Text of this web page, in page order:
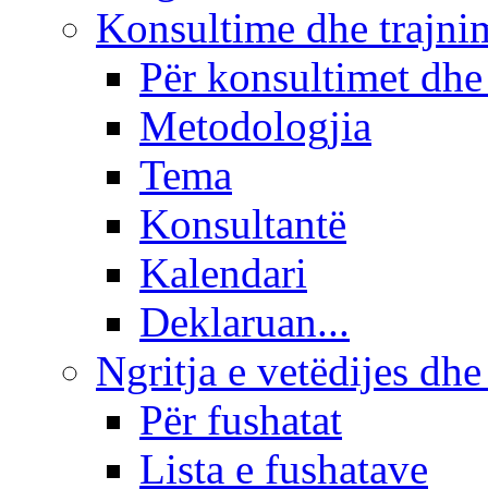
Konsultime dhe
Për konsultimet
Metodologjia
Tema
Konsultantë
Kalendari
Deklaruan...
Ngritja e vetëdijes
Për fushatat
Lista e fushatave